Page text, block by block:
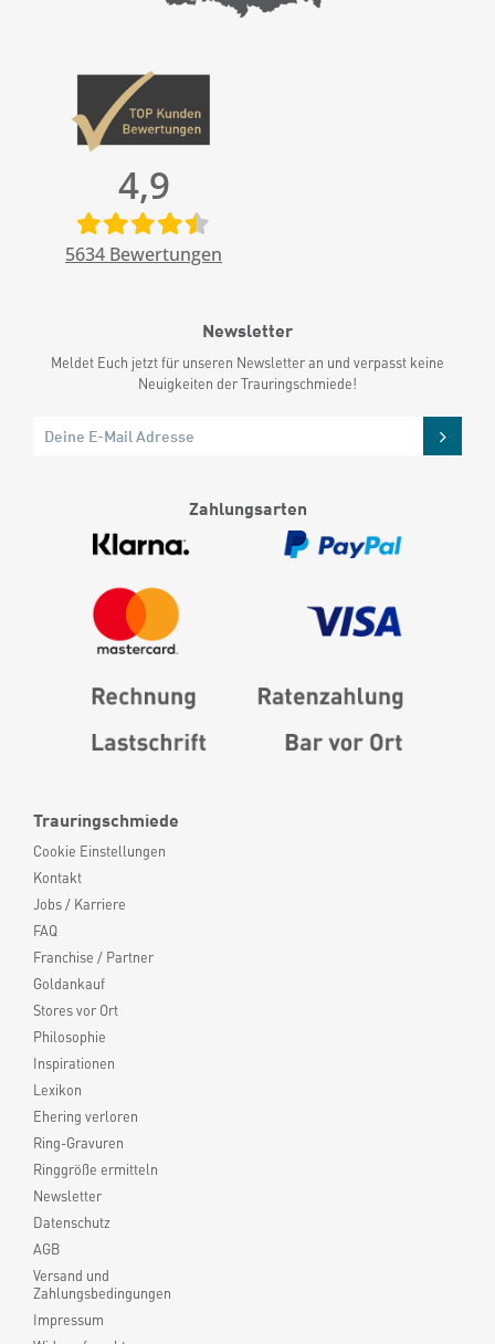
Trauringschmiede
Cookie Einstellungen
Kontakt
Jobs / Karriere
FAQ
Franchise / Partner
Goldankauf
Stores vor Ort
Philosophie
Inspirationen
Lexikon
Ehering verloren
Ring-Gravuren
Ringgröße ermitteln
Newsletter
Datenschutz
AGB
Versand und
Zahlungsbedingungen
Impressum
4,9
5634 Bewertungen
Newsletter
Meldet Euch jetzt für unseren Newsletter an und verpasst keine
Neuigkeiten der Trauringschmiede!
Zahlungsarten